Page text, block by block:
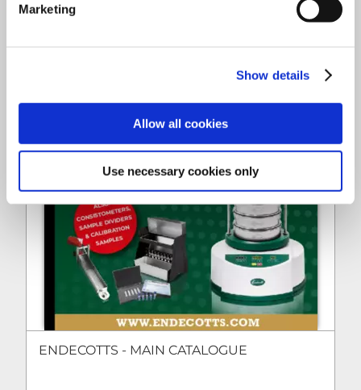
Marketing
Show details
Allow all cookies
Use necessary cookies only
ENDECOTTS - MAIN CATALOGUE